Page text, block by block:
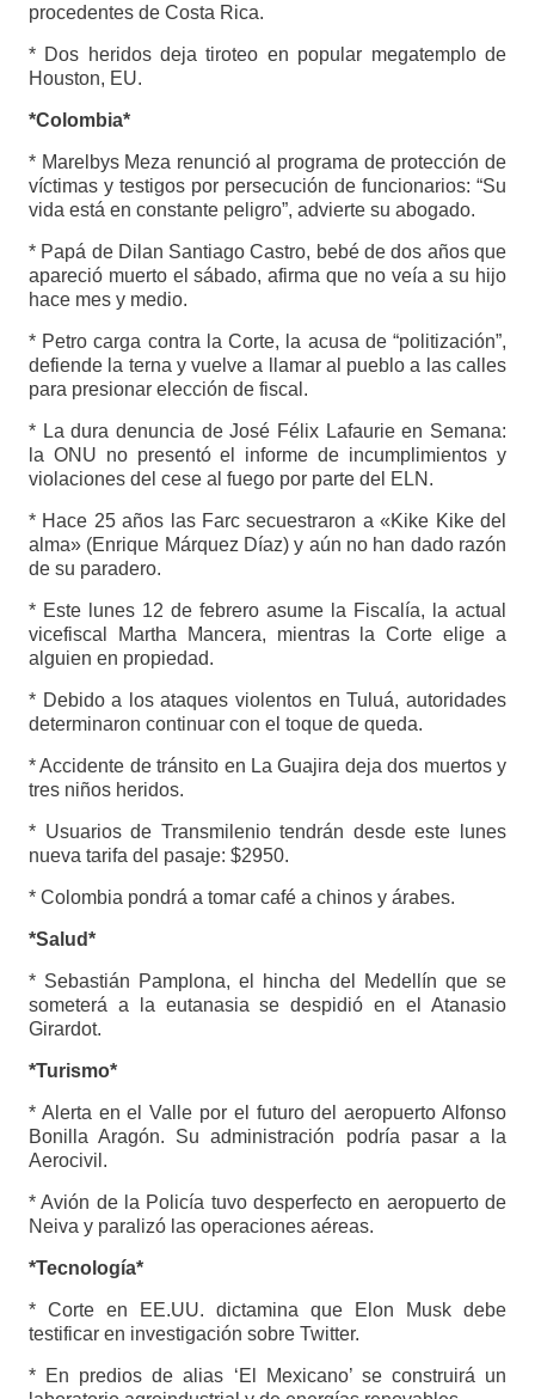
procedentes de Costa Rica.
* Dos heridos deja tiroteo en popular megatemplo de
Houston, EU.
*Colombia*
* Marelbys Meza renunció al programa de protección de
víctimas y testigos por persecución de funcionarios: “Su
vida está en constante peligro”, advierte su abogado.
* Papá de Dilan Santiago Castro, bebé de dos años que
apareció muerto el sábado, afirma que no veía a su hijo
hace mes y medio.
* Petro carga contra la Corte, la acusa de “politización”,
defiende la terna y vuelve a llamar al pueblo a las calles
para presionar elección de fiscal.
* La dura denuncia de José Félix Lafaurie en Semana:
la ONU no presentó el informe de incumplimientos y
violaciones del cese al fuego por parte del ELN.
* Hace 25 años las Farc secuestraron a «Kike Kike del
alma» (Enrique Márquez Díaz) y aún no han dado razón
de su paradero.
* Este lunes 12 de febrero asume la Fiscalía, la actual
vicefiscal Martha Mancera, mientras la Corte elige a
alguien en propiedad.
* Debido a los ataques violentos en Tuluá, autoridades
determinaron continuar con el toque de queda.
* Accidente de tránsito en La Guajira deja dos muertos y
tres niños heridos.
* Usuarios de Transmilenio tendrán desde este lunes
nueva tarifa del pasaje: $2950.
* Colombia pondrá a tomar café a chinos y árabes.
*Salud*
* Sebastián Pamplona, el hincha del Medellín que se
someterá a la eutanasia se despidió en el Atanasio
Girardot.
*Turismo*
* Alerta en el Valle por el futuro del aeropuerto Alfonso
Bonilla Aragón. Su administración podría pasar a la
Aerocivil.
* Avión de la Policía tuvo desperfecto en aeropuerto de
Neiva y paralizó las operaciones aéreas.
*Tecnología*
* Corte en EE.UU. dictamina que Elon Musk debe
testificar en investigación sobre Twitter.
* En predios de alias ‘El Mexicano’ se construirá un